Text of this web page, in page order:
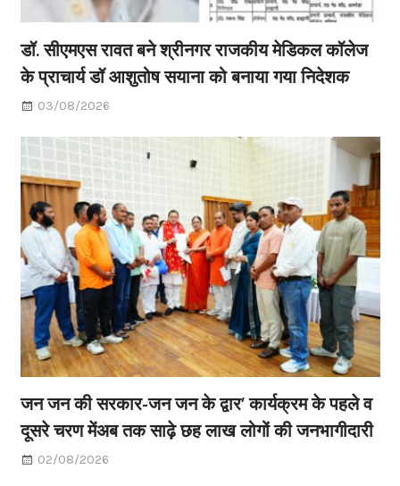
डॉ. सीएमएस रावत बने श्रीनगर राजकीय मेडिकल कॉलेज
के प्राचार्य डॉ आशुतोष सयाना को बनाया गया निदेशक
03/08/2026
जन जन की सरकार-जन जन के द्वार’ कार्यक्रम के पहले व
दूसरे चरण मेंअब तक साढ़े छह लाख लोगों की जनभागीदारी
02/08/2026